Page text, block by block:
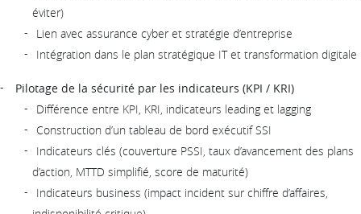
éviter)
Lien avec assurance cyber et stratégie d’entreprise
Intégration dans le plan stratégique IT et transformation digitale
Pilotage de la sécurité par les indicateurs (KPI / KRI)
Différence entre KPI, KRI, indicateurs leading et lagging
Construction d’un tableau de bord exécutif SSI
Indicateurs clés (couverture PSSI, taux d’avancement des plans
d’action, MTTD simplifié, score de maturité)
Indicateurs business (impact incident sur chiffre d’affaires,